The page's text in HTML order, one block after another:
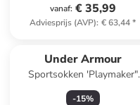
vanaf: € 35,99
Adviesprijs (AVP): € 63,44*
Under Armour
Sportsokken 'Playmaker"
zwart
-15%